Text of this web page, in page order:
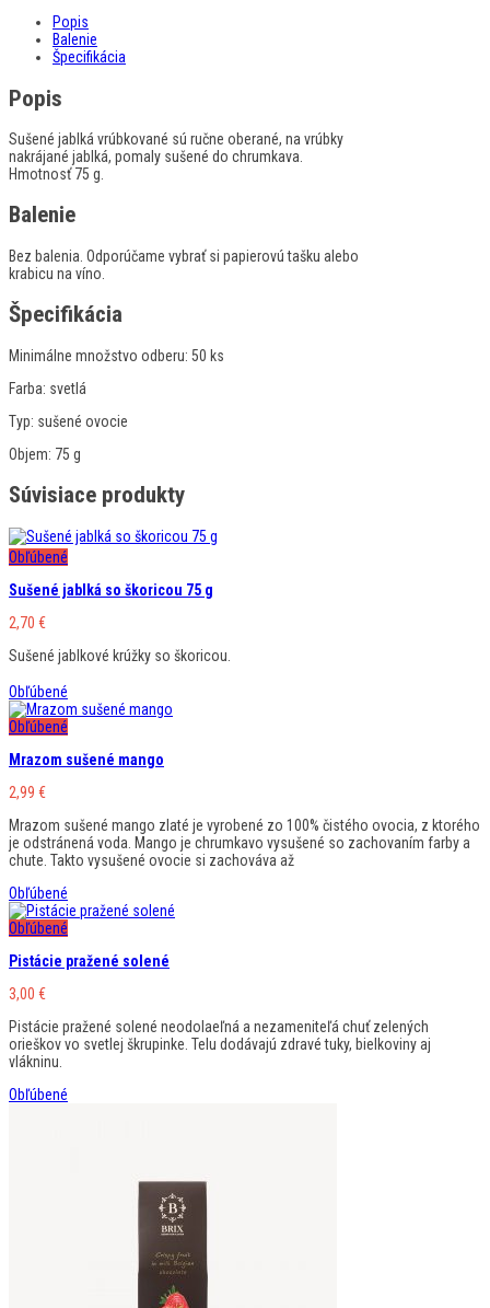
Popis
Balenie
Špecifikácia
Popis
Sušené jablká vrúbkované sú ručne oberané, na vrúbky
nakrájané jablká, pomaly sušené do chrumkava.
Hmotnosť 75 g.
Balenie
Bez balenia. Odporúčame vybrať si papierovú tašku alebo
krabicu na víno.
Špecifikácia
Minimálne množstvo odberu: 50 ks
Farba: svetlá
Typ: sušené ovocie
Objem: 75 g
Súvisiace produkty
Obľúbené
Sušené jablká so škoricou 75 g
2,70 €
Sušené jablkové krúžky so škoricou.
Obľúbené
Obľúbené
Mrazom sušené mango
2,99 €
Mrazom sušené mango zlaté je vyrobené zo 100% čistého ovocia, z ktorého
je odstránená voda. Mango je chrumkavo vysušené so zachovaním farby a
chute. Takto vysušené ovocie si zachováva až
Obľúbené
Obľúbené
Pistácie pražené solené
3,00 €
Pistácie pražené solené neodolaeľná a nezameniteľá chuť zelených
orieškov vo svetlej škrupinke. Telu dodávajú zdravé tuky, bielkoviny aj
vlákninu.
Obľúbené